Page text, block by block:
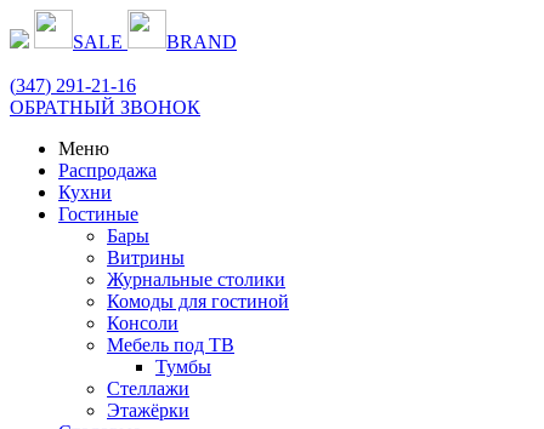
SALE BRAND
(347) 291-21-16
ОБРАТНЫЙ ЗВОНОК
Меню
Распродажа
Кухни
Гостиные
Бары
Витрины
Журнальные столики
Комоды для гостиной
Консоли
Мебель под ТВ
Тумбы
Стеллажи
Этажёрки